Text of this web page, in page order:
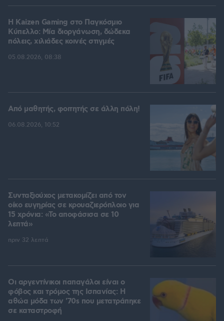
H Kaizen Gaming στο Παγκόσμιο
Kύπελλο: Μία διοργάνωση, δώδεκα
πόλεις, χιλιάδες κοινές στιγμές
05.08.2026, 08:38
Από μαθητής, φοιτητής σε άλλη πόλη!
06.08.2026, 10:52
Συνταξιούχος μετακομίζει από τον
οίκο ευγηρίας σε κρουαζιερόπλοιο για
15 χρόνια: «Το αποφάσισα σε 10
λεπτά»
πριν 32 λεπτά
Οι αργεντίνικοι παπαγάλοι είναι ο
φόβος και τρόμος της Ισπανίας: Η
αθώα μόδα των '70s που μετατράπηκε
σε καταστροφή